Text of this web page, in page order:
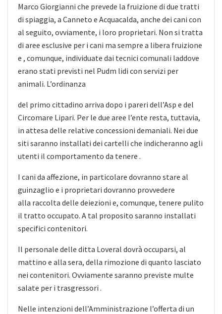
Marco Giorgianni che prevede la fruizione di due tratti
di spiaggia, a Canneto e Acquacalda, anche dei cani con
al seguito, ovviamente, i loro proprietari. Non si tratta
di aree esclusive per i cani ma sempre a libera fruizione
e , comunque, individuate dai tecnici comunali laddove
erano stati previsti nel Pudm lidi con servizi per
animali. L’ordinanza
del primo cittadino arriva dopo i pareri dell’Asp e del
Circomare Lipari. Per le due aree l’ente resta, tuttavia,
in attesa delle relative concessioni demaniali. Nei due
siti saranno installati dei cartelli che indicheranno agli
utenti il comportamento da tenere .
I cani da affezione, in particolare dovranno stare al
guinzaglio e i proprietari dovranno provvedere
alla raccolta delle deiezioni e, comunque, tenere pulito
il tratto occupato. A tal proposito saranno installati
specifici contenitori.
Il personale delle ditta Loveral dovrà occuparsi, al
mattino e alla sera, della rimozione di quanto lasciato
nei contenitori. Ovviamente saranno previste multe
salate per i trasgressori .
Nelle intenzioni dell’Amministrazione l’offerta di un